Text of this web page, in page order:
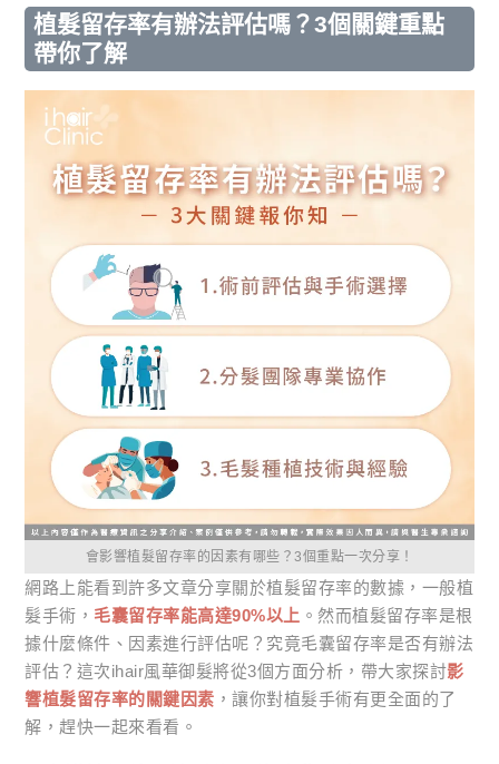
植髮留存率有辦法評估嗎？3個關鍵重點
帶你了解
會影響植髮留存率的因素有哪些？3個重點一次分享！
網路上能看到許多文章分享關於植髮留存率的數據，一般植
髮手術， 毛囊留存率能高達90%以上 。然而植髮留存率是根
據什麼條件、因素進行評估呢？究竟毛囊留存率是否有辦法
評估？這次ihair風華御髮將從3個方面分析，帶大家探討影
響植髮留存率的關鍵因素 ，讓你對植髮手術有更全面的了
解，趕快一起來看看。